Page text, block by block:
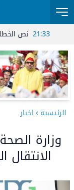
نص الخطاب
يتجه بثقة نحو تصدر
الرئيسية اخبار